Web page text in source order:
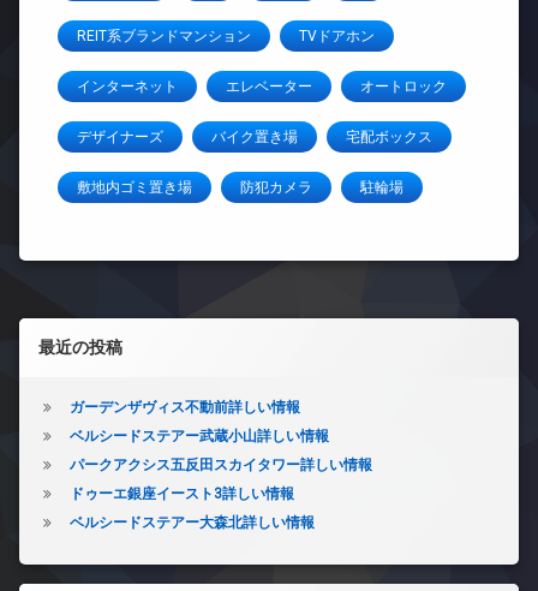
REIT系ブランドマンション TVドアホン
インターネット エレベーター オートロック
デザイナーズ バイク置き場 宅配ボックス
敷地内ゴミ置き場 防犯カメラ 駐輪場
左サイドバー
最近の投稿
ガーデンザヴィス不動前詳しい情報
ベルシードステアー武蔵小山詳しい情報
パークアクシス五反田スカイタワー詳しい情報
ドゥーエ銀座イースト3詳しい情報
ベルシードステアー大森北詳しい情報